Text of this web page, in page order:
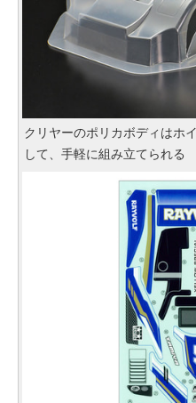
クリヤーのポリカボディはホ
して、手軽に組み立てられる